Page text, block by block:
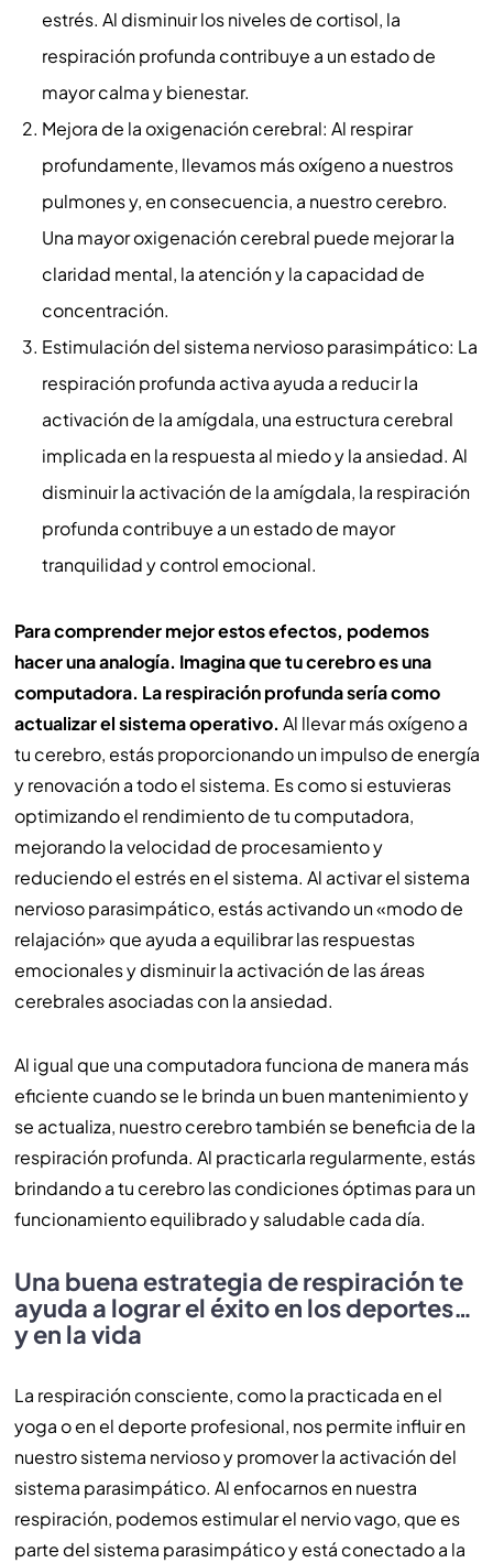
estrés. Al disminuir los niveles de cortisol, la
respiración profunda contribuye a un estado de
mayor calma y bienestar.
Mejora de la oxigenación cerebral: Al respirar
profundamente, llevamos más oxígeno a nuestros
pulmones y, en consecuencia, a nuestro cerebro.
Una mayor oxigenación cerebral puede mejorar la
claridad mental, la atención y la capacidad de
concentración.
Estimulación del sistema nervioso parasimpático: La
respiración profunda activa ayuda a reducir la
activación de la amígdala, una estructura cerebral
implicada en la respuesta al miedo y la ansiedad. Al
disminuir la activación de la amígdala, la respiración
profunda contribuye a un estado de mayor
tranquilidad y control emocional.
Para comprender mejor estos efectos, podemos
hacer una analogía. Imagina que tu cerebro es una
computadora. La respiración profunda sería como
actualizar el sistema operativo. Al llevar más oxígeno a
tu cerebro, estás proporcionando un impulso de energía
y renovación a todo el sistema. Es como si estuvieras
optimizando el rendimiento de tu computadora,
mejorando la velocidad de procesamiento y
reduciendo el estrés en el sistema. Al activar el sistema
nervioso parasimpático, estás activando un «modo de
relajación» que ayuda a equilibrar las respuestas
emocionales y disminuir la activación de las áreas
cerebrales asociadas con la ansiedad.
Al igual que una computadora funciona de manera más
eficiente cuando se le brinda un buen mantenimiento y
se actualiza, nuestro cerebro también se beneficia de la
respiración profunda. Al practicarla regularmente, estás
brindando a tu cerebro las condiciones óptimas para un
funcionamiento equilibrado y saludable cada día.
Una buena estrategia de respiración te
ayuda a lograr el éxito en los deportes…
y en la vida
La respiración consciente, como la practicada en el
yoga o en el deporte profesional, nos permite influir en
nuestro sistema nervioso y promover la activación del
sistema parasimpático. Al enfocarnos en nuestra
respiración, podemos estimular el nervio vago, que es
parte del sistema parasimpático y está conectado a la